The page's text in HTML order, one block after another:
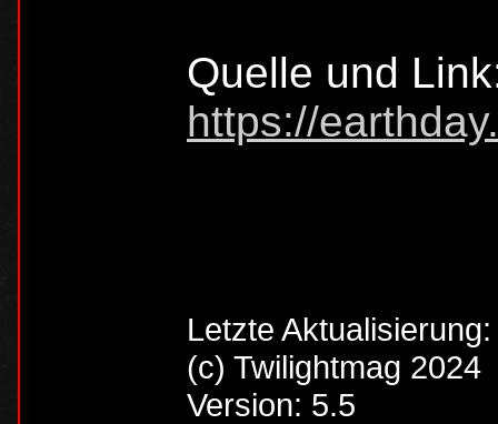
Quelle und
https://
Letzte
(c) Twilightmag 2024
Version: 5.5